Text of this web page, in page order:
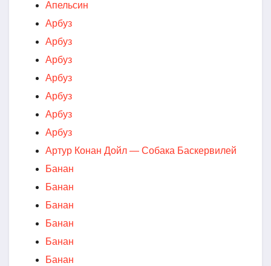
Апельсин
Арбуз
Арбуз
Арбуз
Арбуз
Арбуз
Арбуз
Арбуз
Артур Конан Дойл — Собака Баскервилей
Банан
Банан
Банан
Банан
Банан
Банан